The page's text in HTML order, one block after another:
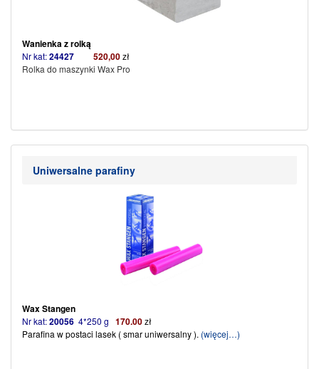
Wanienka z rolką
Nr kat:24427 520,00zł
Rolka do maszynki Wax Pro
Uniwersalne parafiny
Wax Stangen
Nr kat:20056 4*250 g 170.00zł
Parafina w postaci lasek ( smar uniwersalny ). (więcej…)